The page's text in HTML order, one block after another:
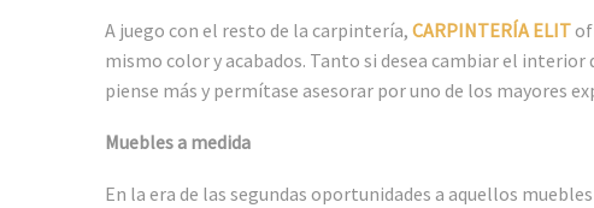
A juego con el resto de la carpintería, CARPINTERÍA ELIT
mismo color y acabados. Tanto si desea cambiar el
piense más y permítase asesorar por uno de los mayores
Muebles a medida
En la era de las segundas oportunidades a aquellos